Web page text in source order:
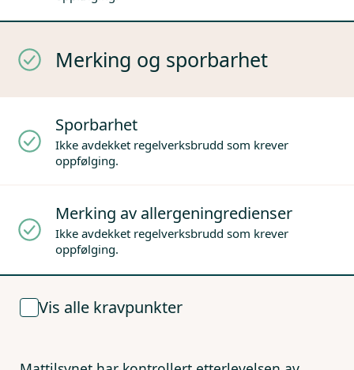
Merking og sporbarhet
Sporbarhet
Ikke avdekket regelverksbrudd som krever
oppfølging.
Merking av allergeningredienser
Ikke avdekket regelverksbrudd som krever
oppfølging.
Vis alle kravpunkter